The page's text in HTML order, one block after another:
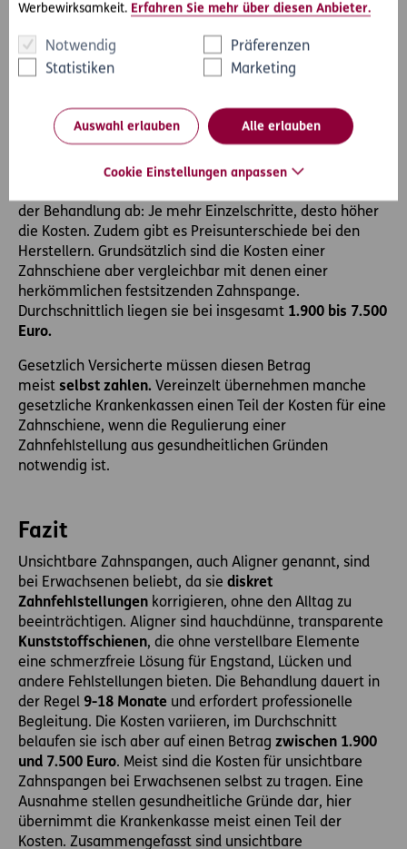
Werbewirksamkeit. Erfahren Sie mehr über diesen Anbieter.
Notwendig
Präferenzen
Statistiken
Marketing
Auswahl erlauben Alle erlauben
Cookie Einstellungen anpassen
zum Einsatz, welcher die neue Position der Zähne fiixiert
zurückwandern.
Kosten einer durchsichtigen
Zahnspange
Die Kosten einer transparenten Zahnspange für
der Behandlung ab: Je mehr Einzelschritte, desto höher
die Kosten. Zudem gibt es Preisunterschiede bei den
Herstellern. Grundsätzlich sind die Kosten einer
Zahnschiene aber vergleichbar mit denen einer
herkömmlichen festsitzenden Zahnspange.
Durchschnittlich liegen sie bei insgesamt 1.900 bis 7.500
Euro.
Gesetzlich Versicherte müssen diesen Betrag
meist selbst zahlen. Vereinzelt übernehmen manche
gesetzliche Krankenkassen einen Teil der Kosten für eine
Zahnschiene, wenn die Regulierung einer
Zahnfehlstellung aus gesundheitlichen Gründen
notwendig ist.
Fazit
Unsichtbare Zahnspangen, auch Aligner genannt, sind
bei Erwachsenen beliebt, da sie diskret
Zahnfehlstellungen korrigieren, ohne den Alltag zu
beeinträchtigen. Aligner sind hauchdünne, transparente
Kunststoffschienen, die ohne verstellbare Elemente
eine schmerzfreie Lösung für Engstand, Lücken und
andere Fehlstellungen bieten. Die Behandlung dauert in
der Regel 9-18 Monate und erfordert professionelle
Begleitung. Die Kosten variieren, im Durchschnitt
belaufen sie isch aber auf einen Betrag zwischen 1.900
und 7.500 Euro. Meist sind die Kosten für unsichtbare
Zahnspangen bei Erwachsenen selbst zu tragen. Eine
Ausnahme stellen gesundheitliche Gründe dar, hier
übernimmt die Krankenkasse meist einen Teil der
Kosten. Zusammengefasst sind unsichtbare